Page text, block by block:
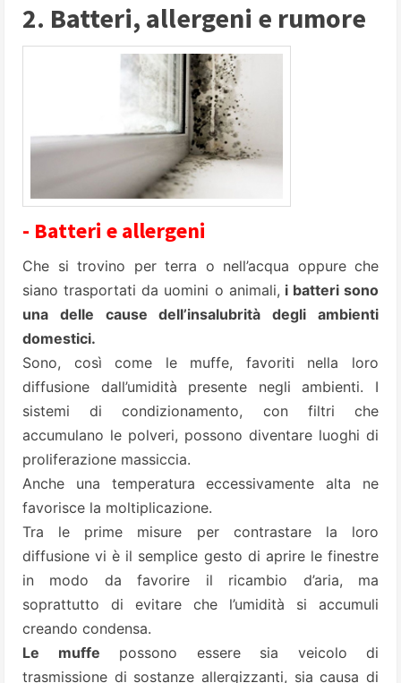
2. Batteri, allergeni e rumore
- Batteri e allergeni
Che si trovino per terra o nell’acqua oppure che
siano trasportati da uomini o animali, i batteri sono
una delle cause dell’insalubrità degli ambienti
domestici.
Sono, così come le muffe, favoriti nella loro
diffusione dall’umidità presente negli ambienti. I
sistemi di condizionamento, con filtri che
accumulano le polveri, possono diventare luoghi di
proliferazione massiccia.
Anche una temperatura eccessivamente alta ne
favorisce la moltiplicazione.
Tra le prime misure per contrastare la loro
diffusione vi è il semplice gesto di aprire le finestre
in modo da favorire il ricambio d’aria, ma
soprattutto di evitare che l’umidità si accumuli
creando condensa.
Le muffe possono essere sia veicolo di
trasmissione di sostanze allergizzanti, sia causa di